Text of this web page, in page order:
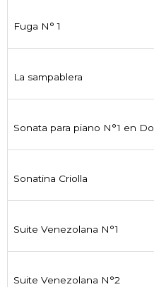
Fuga N° 1
La sampablera
Sonata para piano N°1 en Do
Sonatina Criolla
Suite Venezolana N°1
Suite Venezolana N°2